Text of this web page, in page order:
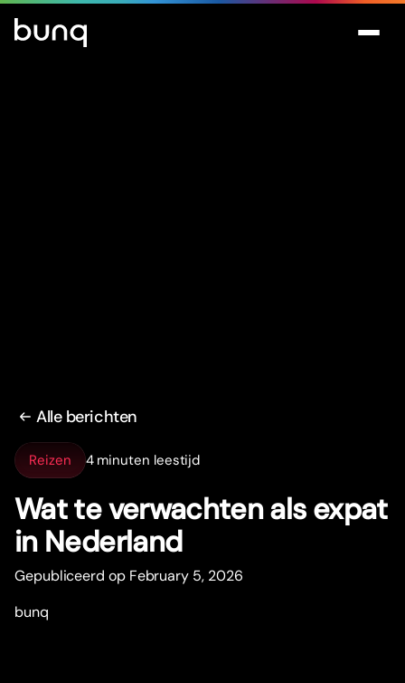
Alle berichten
Reizen 4 minuten leestijd
Wat te verwachten als expat
in Nederland
Gepubliceerd op February 5, 2026
bunq